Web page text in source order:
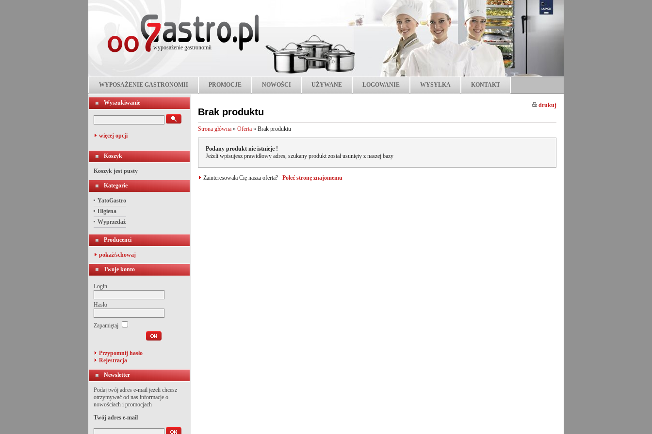
wyposażenie gastronomii
WYPOSAŻENIE GASTRONOMII PROMOCJE NOWOŚCI UŻYWANE LOGOWANIE WYSYŁKA KONTAKT
Wyszukiwanie
więcej opcji
Koszyk
Koszyk jest pusty
Kategorie
YatoGastro
Higiena
Wyprzedaż
Producenci
pokaż/schowaj
Twoje konto
Login
Hasło
Zapamiętaj
Przypomnij hasło
Rejestracja
Newsletter
Podaj twój adres e-mail jeżeli chcesz
otrzymywać od nas informacje o
nowościach i promocjach
Twój adres e-mail
drukuj
Brak produktu
Strona główna » Oferta » Brak produktu
Podany produkt nie istnieje !
Jeżeli wpisujesz prawidłowy adres, szukany produkt został usunięty z naszej bazy
Zainteresowała Cię nasza oferta? Poleć stronę znajomemu